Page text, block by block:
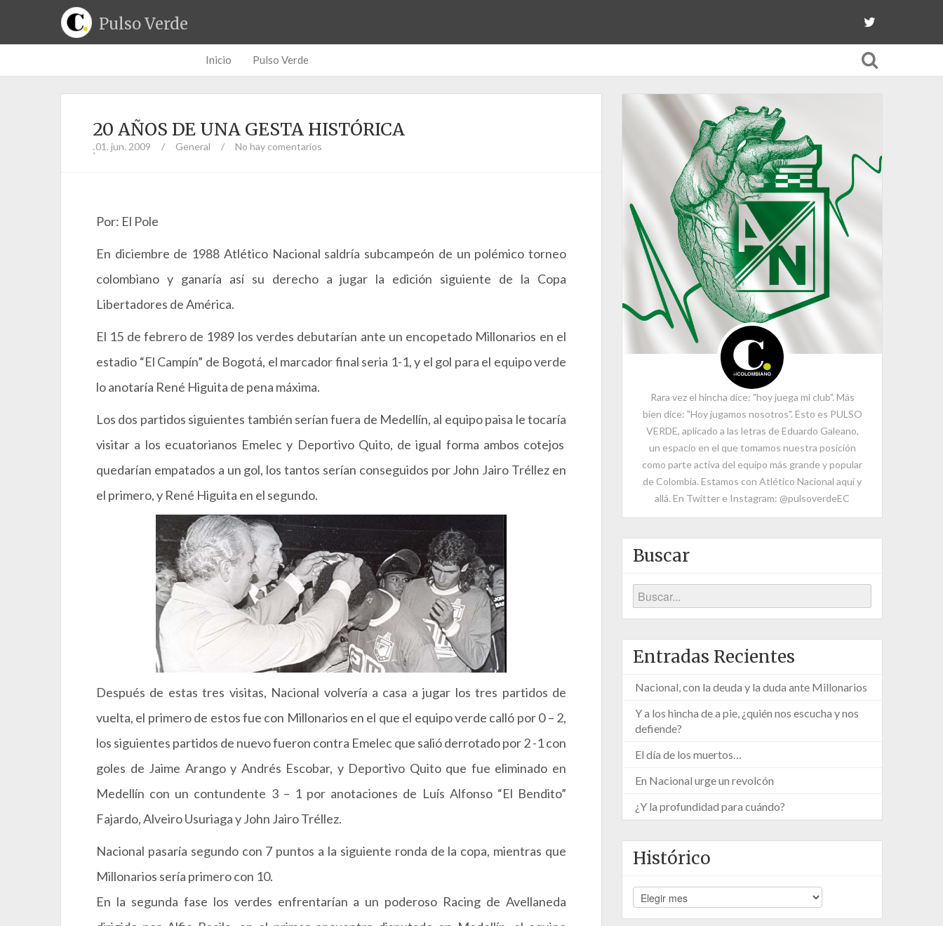
Pulso Verde
Inicio Pulso Verde
20 AÑOS DE UNA GESTA HISTÓRICA
;01. jun. 2009 / General / No hay comentarios
Por: El Pole
En diciembre de 1988 Atlético Nacional saldría subcampeón de un polémico torneo
colombiano y ganaría así su derecho a jugar la edición siguiente de la Copa
Libertadores de América.
El 15 de febrero de 1989 los verdes debutarían ante un encopetado Millonarios en el
estadio “El Campín” de Bogotá, el marcador final seria 1-1, y el gol para el equipo verde
lo anotaría René Higuita de pena máxima.
Los dos partidos siguientes también serían fuera de Medellín, al equipo paisa le tocaría
visitar a los ecuatorianos Emelec y Deportivo Quito, de igual forma ambos cotejos
quedarían empatados a un gol, los tantos serían conseguidos por John Jairo Tréllez en
el primero, y René Higuita en el segundo.
Después de estas tres visitas, Nacional volvería a casa a jugar los tres partidos de
vuelta, el primero de estos fue con Millonarios en el que el equipo verde calló por 0 – 2,
los siguientes partidos de nuevo fueron contra Emelec que salió derrotado por 2 -1 con
goles de Jaime Arango y Andrés Escobar, y Deportivo Quito que fue eliminado en
Medellín con un contundente 3 – 1 por anotaciones de Luís Alfonso “El Bendito”
Fajardo, Alveiro Usuriaga y John Jairo Tréllez.
Nacional pasaría segundo con 7 puntos a la siguiente ronda de la copa, mientras que
Millonarios sería primero con 10.
En la segunda fase los verdes enfrentarían a un poderoso Racing de Avellaneda
Rara vez el hincha dice: "hoy juega mi club". Más
bien dice: "Hoy jugamos nosotros". Esto es PULSO
VERDE, aplicado a las letras de Eduardo Galeano,
un espacio en el que tomamos nuestra posición
como parte activa del equipo más grande y popular
de Colombia. Estamos con Atlético Nacional aquí y
allá. En Twitter e Instagram: @pulsoverdeEC
Buscar
Entradas Recientes
Nacional, con la deuda y la duda ante Millonarios
Y a los hincha de a pie, ¿quién nos escucha y nos
defiende?
El día de los muertos…
En Nacional urge un revolcón
¿Y la profundidad para cuándo?
Histórico